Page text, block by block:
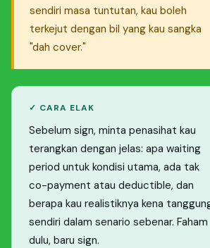
sendiri masa tuntutan, kau boleh
terkejut dengan bil yang kau sangka
"dah cover."
✓ CARA ELAK
Sebelum sign, minta penasihat kau
terangkan dengan jelas: apa waiting
period untuk kondisi utama, ada tak
co-payment atau deductible, dan
berapa kau realistiknya kena
sendiri dalam senario sebenar. Faham
dulu, baru sign.